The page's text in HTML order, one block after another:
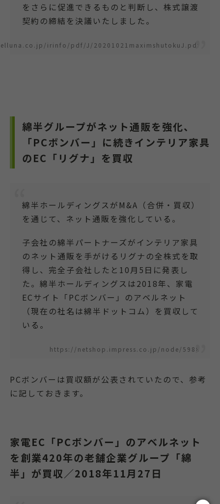
をさらに促進できるものと判断し、株式譲渡
契約の締結を決議いたしました。
irinfo/pdf/J/20201021maximshutokuJ.pdf
綿半グループがネット通販を強化、
「PCボンバー」に続きインテリア家具
のEC「リグナ」を買収
綿半ホールディングスがM&A（合併・買収）
を通じて、ネット通販を強化している。
子会社の綿半パートナーズがインテリア家具
のネット通販を手がけるリグナの全株式を取
得し、完全子会社したと10月5日に発表し
た。綿半ホールディングスは2018年、家電
ECサイト「PCボンバー」のアベルネット
（現在の社名は綿半ドットコム）を買収して
いる。
https://netshop.impress.co.jp/node/5988
PCボンバーは買収額が公表されていたので、参考
に記しておきます。
家電EC「PCボンバー」のアベルネット
を創業420年の老舗企業グループ「綿
半」が買収／2018年11月27日